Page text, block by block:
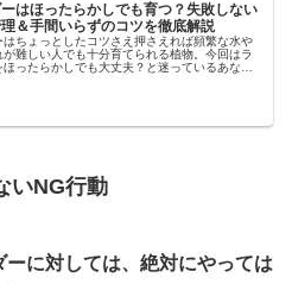
はほったらかしでも育つ？失敗しない
＆手間いらずのコツを徹底解説
はちょっとしたコツさえ押さえれば頻繁な水や
が難しい人でも十分育てられる植物。今回はラ
ったらかしでも大丈夫？と迷っているあなた
いNG行動
に対しては、絶対にやっては